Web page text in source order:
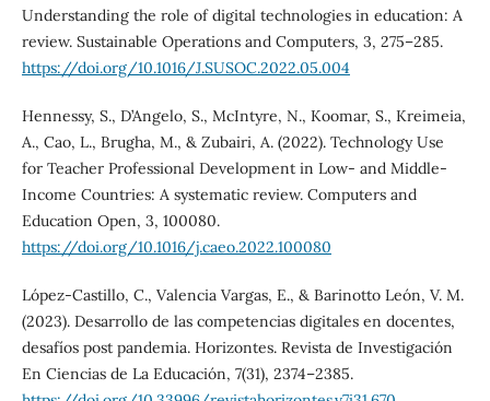
Understanding the role of digital technologies in education: A
review. Sustainable Operations and Computers, 3, 275–285.
https://doi.org/10.1016/J.SUSOC.2022.05.004
Hennessy, S., D’Angelo, S., McIntyre, N., Koomar, S., Kreimeia,
A., Cao, L., Brugha, M., & Zubairi, A. (2022). Technology Use
for Teacher Professional Development in Low- and Middle-
Income Countries: A systematic review. Computers and
Education Open, 3, 100080.
https://doi.org/10.1016/j.caeo.2022.100080
López-Castillo, C., Valencia Vargas, E., & Barinotto León, V. M.
(2023). Desarrollo de las competencias digitales en docentes,
desafíos post pandemia. Horizontes. Revista de Investigación
En Ciencias de La Educación, 7(31), 2374–2385.